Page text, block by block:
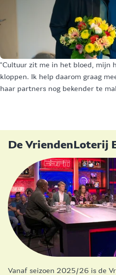
"Cultuur zit me in het bloed, mijn
kloppen. Ik help daarom graag
haar partners nog bekender te
De VriendenLoterij
Vanaf seizoen 2025/26 is de